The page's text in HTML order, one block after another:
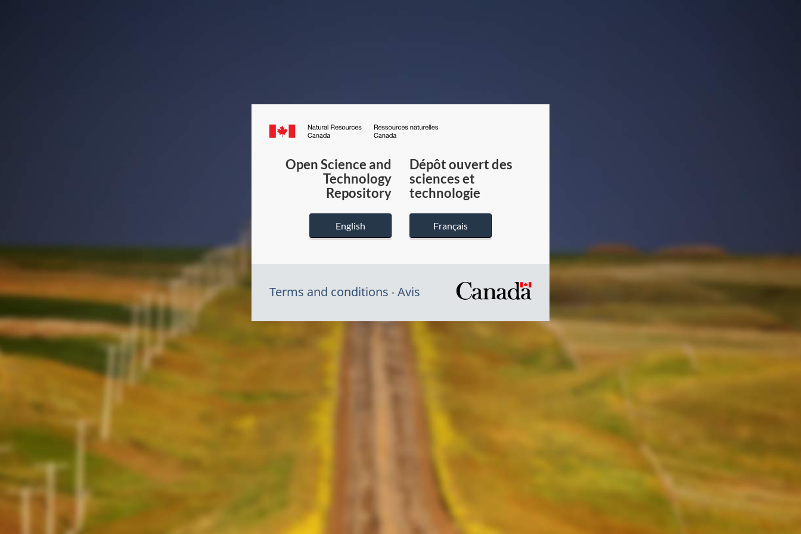
Canada.ca
du
Canada
Open Science and
Technology
Repository
English
Dépôt ouvert des
sciences et
technologie
Français
Terms and conditions Avis
/
Symbole
du
gouvernement
du